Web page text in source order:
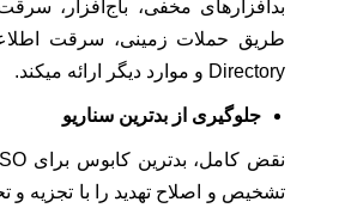
بدافزارهای مخفی، باج‌افزار، سرقت
Directory و موارد دیگر ارائه میکند.
جلوگیری از بدترین سناریو
تشخیص و اصلاح تهدید را با تجزیه و